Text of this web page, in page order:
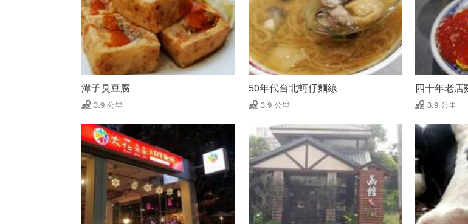
潭子臭豆腐
3.9 公里
50年代台北蚵仔麵線
3.9 公里
四十年老店
3.9 公里